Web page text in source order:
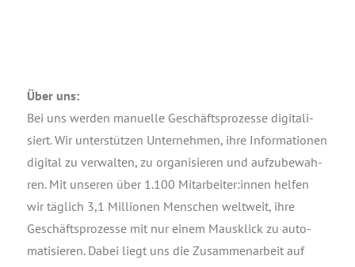
Über uns:
Bei uns wer­den manu­el­le Geschäfts­pro­zes­se digi­ta­li­
siert. Wir unter­stüt­zen Unter­neh­men, ihre Infor­ma­tio­nen
digi­tal zu ver­wal­ten, zu orga­ni­sie­ren und auf­zu­be­wah­
ren. Mit unse­ren über 1.100 Mitarbeiter:innen hel­fen
wir täg­lich 3,1 Mil­lio­nen Men­schen welt­weit, ihre
Geschäfts­pro­zes­se mit nur einem Maus­klick zu auto­
ma­ti­sie­ren. Dabei liegt uns die Zusam­men­ar­beit auf